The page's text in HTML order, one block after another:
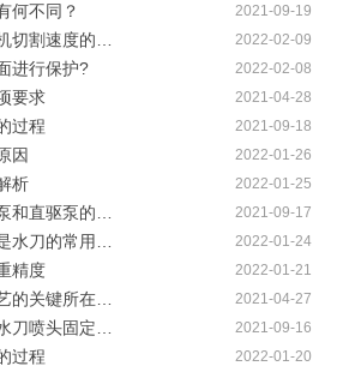
何不同？ 2021-09-19
切割速度的… 2022-02-09
进行保护? 2022-02-08
要求 2021-04-28
过程 2021-09-18
因 2022-01-26
析 2022-01-25
和直驱泵的… 2021-09-17
水刀的常用… 2022-01-24
精度 2022-01-21
的关键所在… 2021-04-27
刀喷头固定… 2021-09-16
过程 2022-01-20